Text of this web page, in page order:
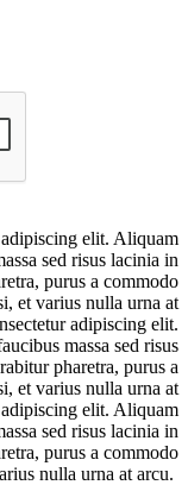
elit. Aliquam
sed risus lacinia in
purus a commodo
et varius nulla urna at
adipiscing elit.
massa sed risus
pharetra, purus a
et varius nulla urna at
elit. Aliquam
sed risus lacinia in
purus a commodo
nulla urna at arcu.